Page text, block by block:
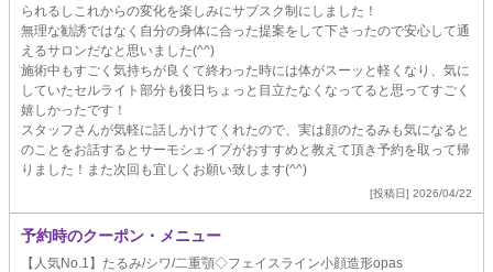
られるしこれからの変化を楽しみにサブスク制にしました！
無理な勧誘ではなく自分の身体に合った提案をして下さったので安心して通
えるサロンだなと思いました(^^)
施術中もすごく気持ちが良くて終わった時には体がスーッと軽くなり、気に
していたセルライト部分も後日ちょっと目立たなくなってると思ってすごく
嬉しかったです！
スタッフさんが気軽に話しかけてくれたので、実は顔のたるみも気になると
のことをお話するとサーモシェイプがおすすめと教えて頂き予約を取って帰
りました！また次回も宜しくお願い致します(^^)
[投稿日] 2026/04/22
予約時のクーポン・メニュー
【人気No.1】たるみ/シワ/二重顎◇フェイスライン小顔造形opas